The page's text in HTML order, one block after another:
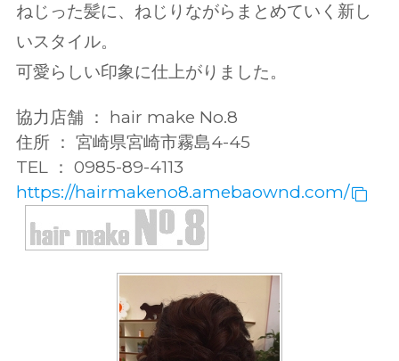
ねじった髪に、ねじりながらまとめていく新し
いスタイル。
可愛らしい印象に仕上がりました。
協力店舗 ： hair make No.8
住所 ： 宮崎県宮崎市霧島4-45
TEL ： 0985-89-4113
https://hairmakeno8.amebaownd.com/